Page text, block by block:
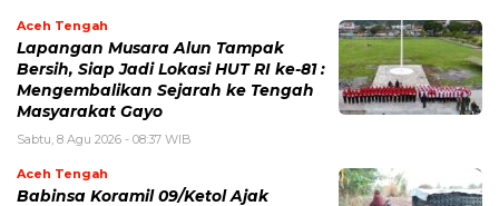
Aceh Tengah
Lapangan Musara Alun Tampak
Bersih, Siap Jadi Lokasi HUT RI ke-81 :
Mengembalikan Sejarah ke Tengah
Masyarakat Gayo
Sabtu, 8 Agu 2026 - 08:37 WIB
Aceh Tengah
‎Babinsa Koramil 09/Ketol Ajak